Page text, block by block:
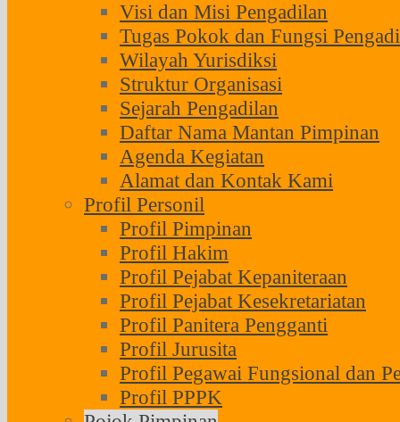
Visi dan Misi Pengadilan
Tugas Pokok dan Fungsi
Wilayah Yurisdiksi
Struktur Organisasi
Sejarah Pengadilan
Daftar Nama Mantan Pimpinan
Agenda Kegiatan
Alamat dan Kontak Kami
Profil Personil
Profil Pimpinan
Profil Hakim
Profil Pejabat Kepaniteraan
Profil Pejabat Kesekretariatan
Profil Panitera Pengganti
Profil Jurusita
Profil Pegawai Fungsional dan
Profil PPPK